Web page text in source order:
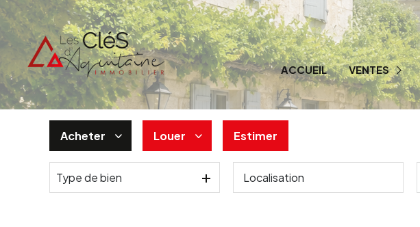
ACCUEIL VENTES
PRESTIGE
Acheter
De l'ancien
Louer
à l'année
Estimer
Type de bien